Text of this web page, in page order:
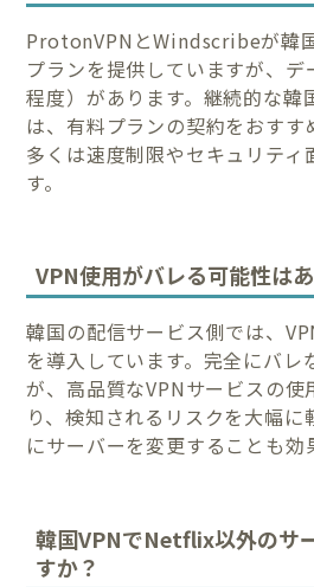
ProtonVPNとWindscribeが韓
プランを提供していますが、
程度）があります。継続的な韓
は、有料プランの契約をおすす
多くは速度制限やセキュリティ
す。
VPN使用がバレる可能性は
韓国の配信サービス側では、
を導入しています。完全にバレ
が、高品質なVPNサービスの使
り、検知されるリスクを大幅に
にサーバーを変更することも効
韓国VPNでNetflix以外のサ
すか？